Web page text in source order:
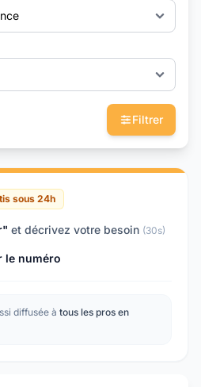
Filtrer
sous 24h
et décrivez votre besoin (30s)
le numéro
diffusée à tous les pros en